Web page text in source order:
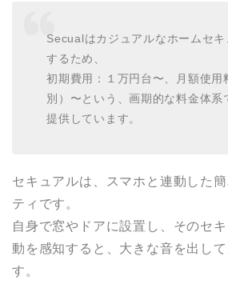
Secualはカジュアルなホームセキ
するため、
初期費用：１万円台〜、月額使用
別）〜という、画期的な料金体系
提供しています。
セキュアルは、スマホと連動した
ティです。
自身で窓やドアに設置し、そのセ
動を感知すると、大きな音を出し
す。